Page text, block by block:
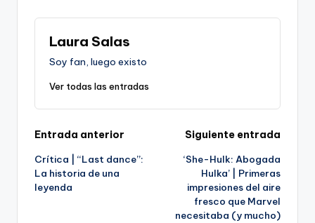
Laura Salas
Soy fan, luego existo
Ver todas las entradas
Navegación
de
entradas
Entrada anterior
Crítica | “Last dance”:
La historia de una
leyenda
Siguiente entrada
‘She-Hulk: Abogada
Hulka’ | Primeras
impresiones del aire
fresco que Marvel
necesitaba (y mucho)